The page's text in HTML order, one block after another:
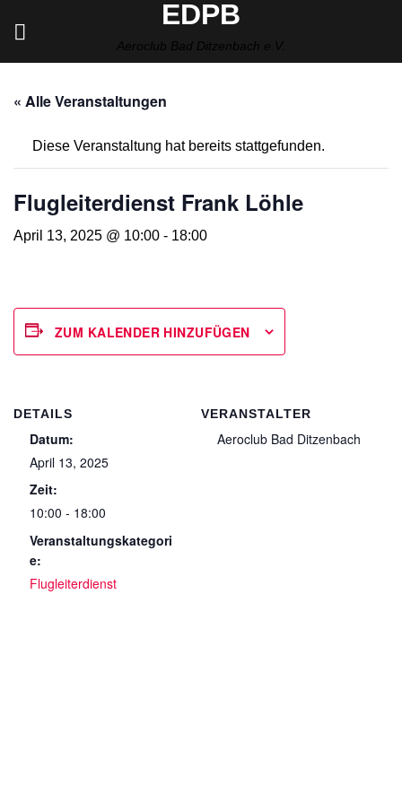
EDPB
Aeroclub Bad Ditzenbach e.V.
« Alle Veranstaltungen
Diese Veranstaltung hat bereits stattgefunden.
Flugleiterdienst Frank Löhle
April 13, 2025 @ 10:00 - 18:00
ZUM KALENDER HINZUFÜGEN
DETAILS
Datum:
April 13, 2025
Zeit:
10:00 - 18:00
Veranstaltungskategori
e:
Flugleiterdienst
VERANSTALTER
Aeroclub Bad Ditzenbach